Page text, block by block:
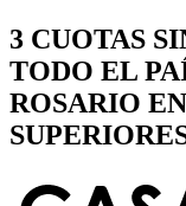
Ir
al
contenido
3 CUOTAS
TODO EL
ROSARIO